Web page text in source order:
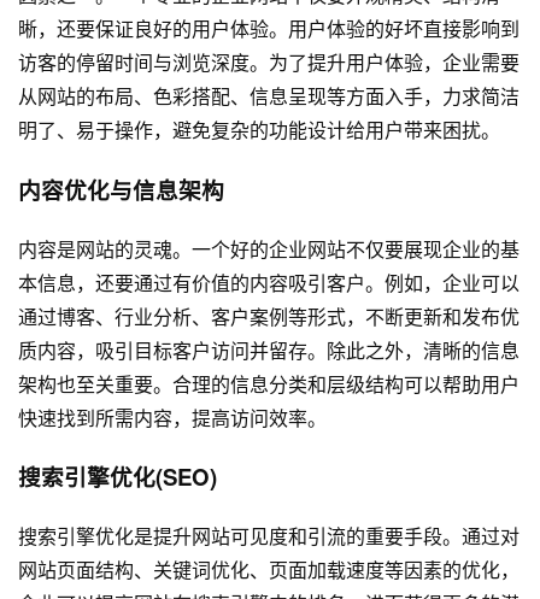
晰，还要保证良好的用户体验。用户体验的好坏直接影响到
访客的停留时间与浏览深度。为了提升用户体验，企业需要
从网站的布局、色彩搭配、信息呈现等方面入手，力求简洁
明了、易于操作，避免复杂的功能设计给用户带来困扰。
内容优化与信息架构
内容是网站的灵魂。一个好的企业网站不仅要展现企业的基
本信息，还要通过有价值的内容吸引客户。例如，企业可以
通过博客、行业分析、客户案例等形式，不断更新和发布优
质内容，吸引目标客户访问并留存。除此之外，清晰的信息
架构也至关重要。合理的信息分类和层级结构可以帮助用户
快速找到所需内容，提高访问效率。
搜索引擎优化(SEO)
搜索引擎优化是提升网站可见度和引流的重要手段。通过对
网站页面结构、关键词优化、页面加载速度等因素的优化，